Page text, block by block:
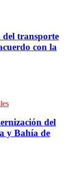
transporte
con la
del
y Bahía de